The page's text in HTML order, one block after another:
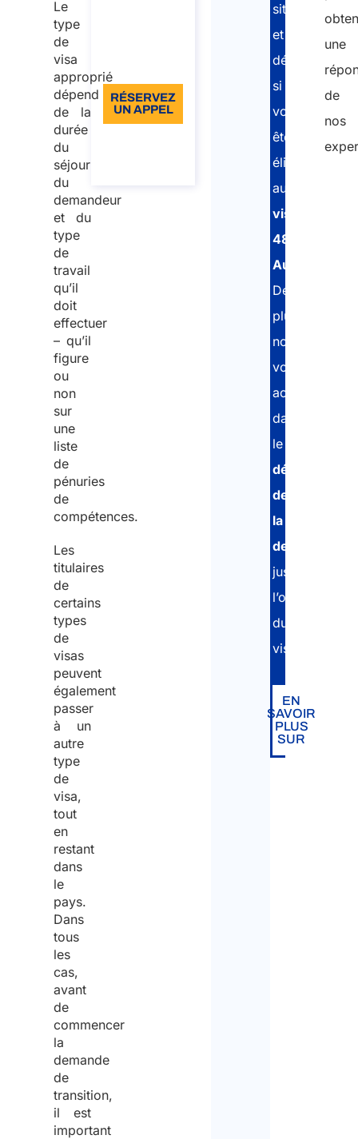
Le
type
de
visa
approprié
dépend
de la
durée
du
séjour
du
demandeur
et du
type
de
travail
qu’il
doit
effectuer
– qu’il
figure
ou
non
sur
une
liste
de
pénuries
de
compétences.
Les
titulaires
de
certains
types
de
visas
peuvent
également
passer
à un
autre
type
de
visa,
tout
en
restant
dans
le
pays.
Dans
tous
les
cas,
avant
de
commencer
la
demande
de
transition,
il est
important
RÉSERVEZ
UN APPEL
situation
et
détermineront
si
vous
êtes
éligible
au
visa
482
Australie
De
plus,
nous
vous
dans
le
dépôt
de
la
demande
jusqu’à
l’obtention
du
visa.
EN
SAVOIR
PLUS
SUR
une
de
nos